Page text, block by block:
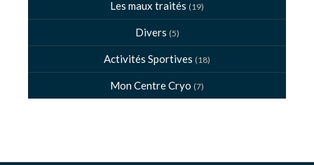
Les maux traités (19)
Divers (5)
Activités Sportives (18)
Mon Centre Cryo (7)